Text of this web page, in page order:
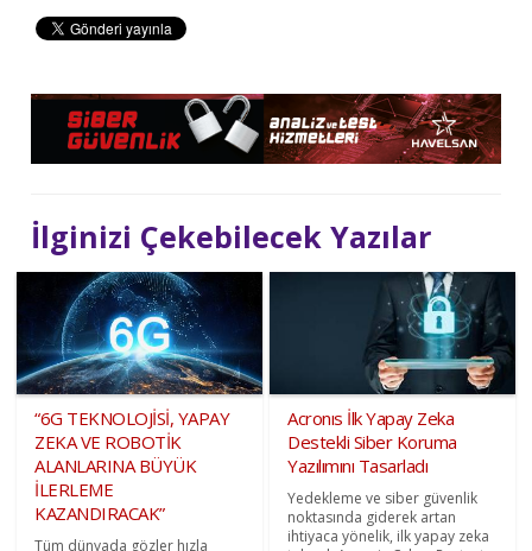
İlginizi Çekebilecek Yazılar
“6G TEKNOLOJİSİ, YAPAY
ZEKA VE ROBOTİK
ALANLARINA BÜYÜK
İLERLEME
KAZANDIRACAK”
Tüm dünyada gözler hızla
Acronıs İlk Yapay Zeka
Destekli Siber Koruma
Yazılımını Tasarladı
Yedekleme ve siber güvenlik
noktasında giderek artan
ihtiyaca yönelik, ilk yapay zeka